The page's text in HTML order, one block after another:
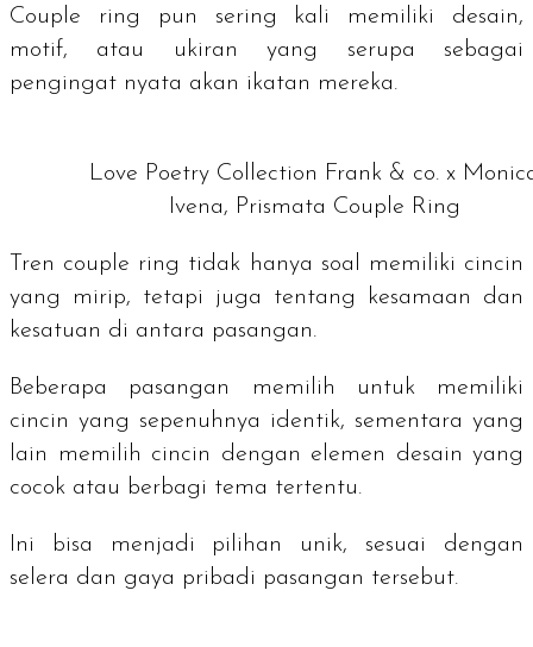
Couple ring pun sering kali memiliki desain,
motif, atau ukiran yang serupa sebagai
pengingat nyata akan ikatan mereka.
Love Poetry Collection Frank & co. x
Ivena, Prismata Couple Ring
Tren couple ring tidak hanya soal memiliki cincin
yang mirip, tetapi juga tentang kesamaan dan
kesatuan di antara pasangan.
Beberapa pasangan memilih untuk memiliki
cincin yang sepenuhnya identik, sementara yang
lain memilih cincin dengan elemen desain yang
cocok atau berbagi tema tertentu.
Ini bisa menjadi pilihan unik, sesuai dengan
selera dan gaya pribadi pasangan tersebut.